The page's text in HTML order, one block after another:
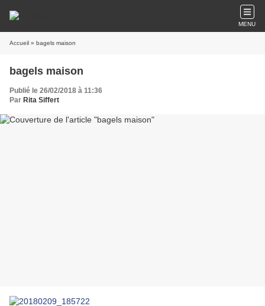
MENU
Accueil » bagels maison
bagels maison
Publié le 26/02/2018 à 11:36
Par Rita Siffert